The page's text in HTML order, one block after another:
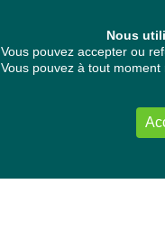
Nous
Vous pouvez accepter ou
Vous pouvez à tout